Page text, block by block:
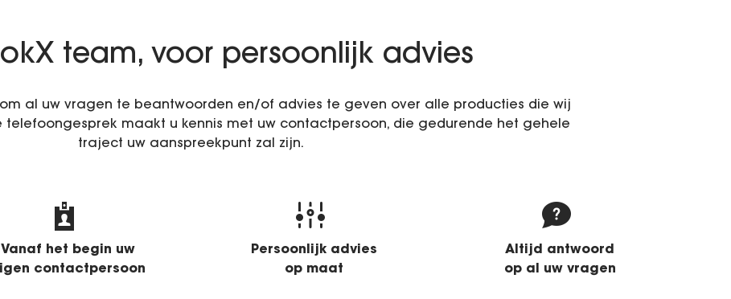
team, voor persoonlijk advies
al uw vragen te beantwoorden en/of advies te geven over alle producties die wij
telefoongesprek maakt u kennis met uw contactpersoon, die gedurende het gehele
traject uw aanspreekpunt zal zijn.
Vanaf het begin uw
contactpersoon
Persoonlijk advies
op maat
Altijd antwoord
op al uw vragen